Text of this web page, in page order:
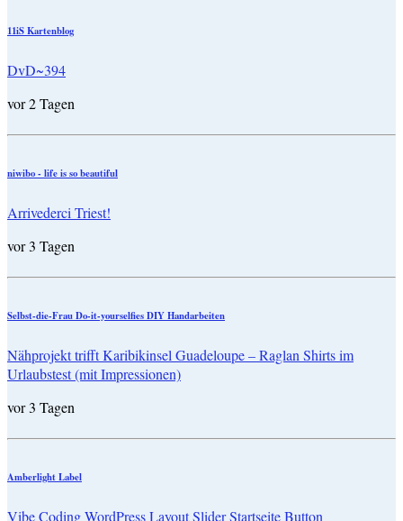
11iS Kartenblog
DvD~394
vor 2 Tagen
niwibo - life is so beautiful
Arrivederci Triest!
vor 3 Tagen
Selbst-die-Frau Do-it-yourselfies DIY Handarbeiten
Nähprojekt trifft Karibikinsel Guadeloupe – Raglan Shirts im
Urlaubstest (mit Impressionen)
vor 3 Tagen
Amberlight Label
Vibe Coding WordPress Layout Slider Startseite Button